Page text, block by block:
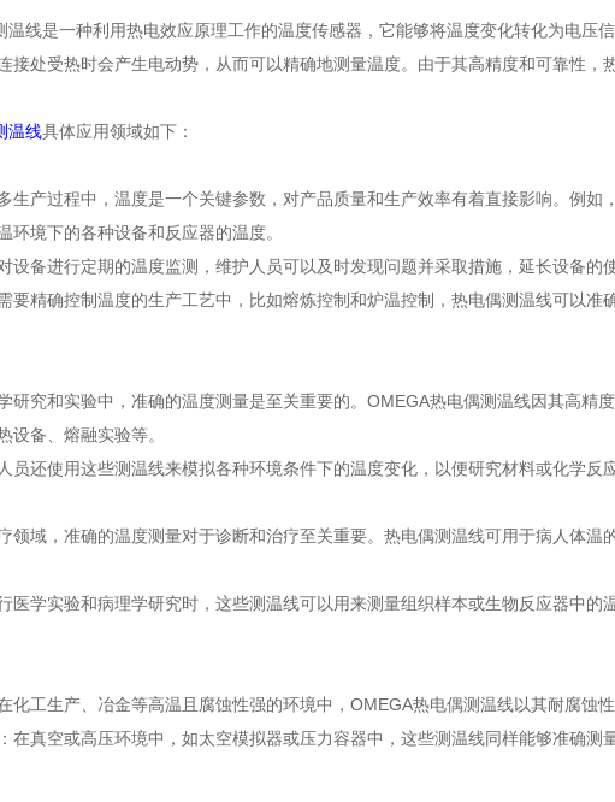
是一种利用热电效应原理工作的温度传感器，它能够将温度变化转化为电压
接处受热时会产生电动势，从而可以精确地测量温度。由于其高精度和可靠性，
温线具体应用领域如下：
产过程中，温度是一个关键参数，对产品质量和生产效率有着直接影响。例如
环境下的各种设备和反应器的温度。
备进行定期的温度监测，维护人员可以及时发现问题并采取措施，延长设备的使
精确控制温度的生产工艺中，比如熔炼控制和炉温控制，热电偶测温线可以准
究和实验中，准确的温度测量是至关重要的。OMEGA热电偶测温线因其高精
设备、熔融实验等。
还使用这些测温线来模拟各种环境条件下的温度变化，以便研究材料或化学反应
域，准确的温度测量对于诊断和治疗至关重要。热电偶测温线可用于病人体温
学实验和病理学研究时，这些测温线可以用来测量组织样本或生物反应器中的
工生产、冶金等高温且腐蚀性强的环境中，OMEGA热电偶测温线以其耐腐蚀性
真空或高压环境中，如太空模拟器或压力容器中，这些测温线同样能够准确测